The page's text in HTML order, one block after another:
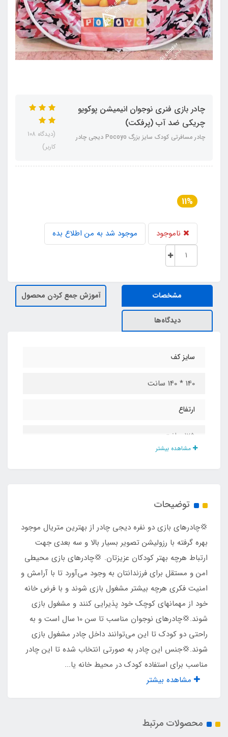
چادر بازی فنری نوجوان انیمیشن پوکویو
چریکی ضد آب (پرفکت)
چادر مسافرتی کودک سایز بزرگ Pocoyo دیجی چادر
(دیدگاه 108
کاربر)
11%
ناموجود موجود شد به من اطلاع بده
مشخصات آموزش جمع کردن محصول
دیدگاه‌ها
سایز کف
140 * 140 سانت
ارتفاع
125 سانت
دارد
شماره 5
نوع چاپ تصویر
چاپ بنری
مناسب برای بازی
جنس کف
مشاهده بیشتر
توضیحات
​​​​​​​​💢چادرهای بازی دو نفره دیجی چادر از بهترین متریال موجود
بهره گرفته با رزولیشن تصویر بسیار بالا و سه بعدی جهت
ارتباط هرچه بهتر کودکان عزیزتان. 💢چادرهای بازی محیطی
امن و مستقل برای فرزندانتان به وجود می‌آورد تا با آرامش و
امنیت فکری هرچه بیشتر مشغول بازی شوند و با فرض خانه
خود از مهمانهای کوچک خود پذیرایی کنند و مشغول بازی
شوند.💢چادرهای نوجوان مناسب تا سن 10 سال است و به
راحتی دو کودک تا این می‌توانند داخل چادر مشغول بازی
شوند.💢جنس این چادر به صورتی انتخاب شده تا این چادر
مناسب برای استفاده کودک در محیط خانه یا...
مشاهده بیشتر
محصولات مرتبط